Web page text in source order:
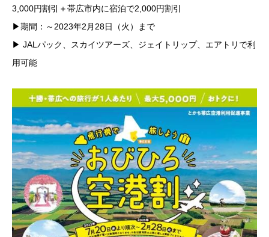
3,000円割引＋帯広市内に宿泊で2,000円割引
▶︎期間：～2023年2月28日（火）まで
▶︎ JALパック、スカイツアーズ、ジェイトリップ、エアトリで利
用可能